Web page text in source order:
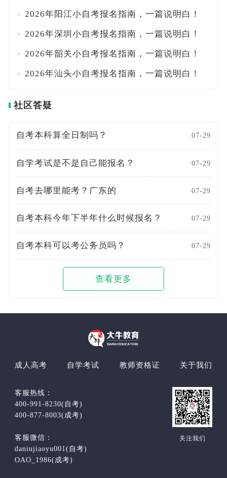
2026年阳江小自考报名指南，一篇说明白！
2026年深圳小自考报名指南，一篇说明白！
2026年韶关小自考报名指南，一篇说明白！
2026年汕头小自考报名指南，一篇说明白！
社区答疑
自考本科算全日制吗？ 07-29
自学考试是不是自己能报名？ 07-29
自考去哪里能考？广东的 07-29
自考本科今年下半年什么时候报名？ 07-29
自考本科可以考公务员吗？ 07-29
查看更多
成人高考 自学考试 教师资格证 关于我们
客服热线：
400-991-8230(自考)
400-877-8003(成考)
客服微信：
daniujiaoyu001(自考)
OAO_1986(成考)
关注我们